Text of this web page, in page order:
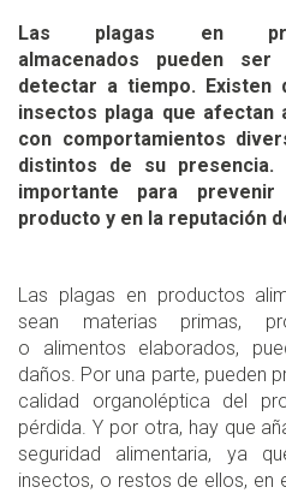
Las plagas en
almacenados pueden
detectar a tiempo. Existen
insectos plaga que
con comportamientos
distintos de su
importante para
producto y en la reputación
Las plagas en productos
sean materias primas,
o alimentos elaborados,
daños. Por una parte, pueden
calidad organoléptica del
pérdida. Y por otra, hay que
seguridad alimentaria, ya
insectos, o restos de ellos,